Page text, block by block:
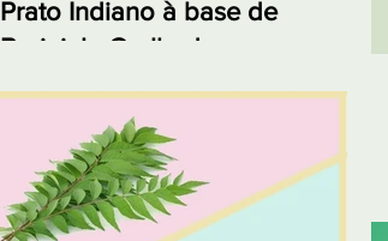
Prato Indiano à base de
Berinjela Grelhada